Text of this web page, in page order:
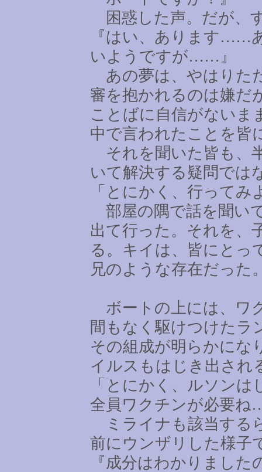
困惑した声。だが、
『はい、あります……
いようですが…… 』
あの夢は、やはりた
審を抱かれるのは嫌だ
ことばに自信がないま
中で言われたことを皆
それを聞いた皆も、
いて解決する疑問では
「とにかく、行って
部屋の隅で話を聞い
出て行った。それを、
る。キイは、皆にとっ
兄のような存在だった
ボートの上には、ワ
間もなく駆けつけたラ
その組成が明らかにな
イルスもはじき出され
「とにかく、ルソン
全員ワクチンが必要ね
ミライナも該当する
前にウンザリした様子
『成分はわかりまし